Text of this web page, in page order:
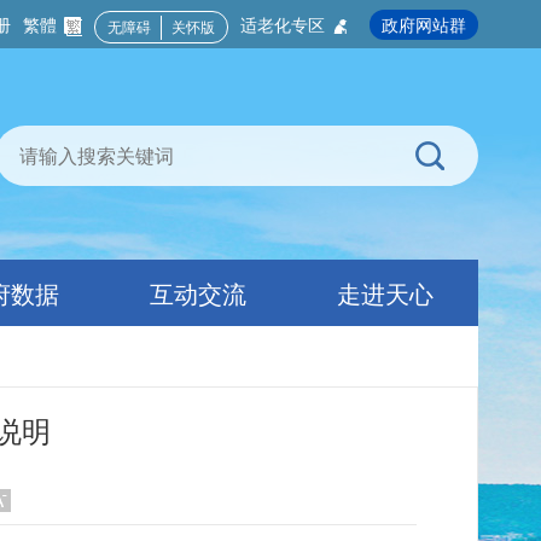
繁體 无障碍 关怀版 适老化专区 政府网站群
数据 互动交流 走进天心
明